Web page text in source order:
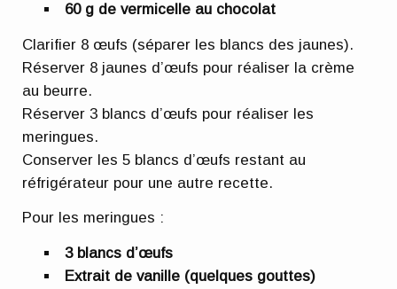
60 g de vermicelle au chocolat
Clarifier 8 œufs (séparer les blancs des jaunes).
Réserver 8 jaunes d’œufs pour réaliser la crème
au beurre.
Réserver 3 blancs d’œufs pour réaliser les
meringues.
Conserver les 5 blancs d’œufs restant au
réfrigérateur pour une autre recette.
Pour les meringues :
3 blancs d’œufs
Extrait de vanille (quelques gouttes)